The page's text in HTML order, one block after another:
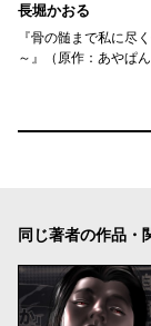
長堀かおる
『骨の髄まで私に尽
～』（原作：あやぱん
同じ著者の作品・